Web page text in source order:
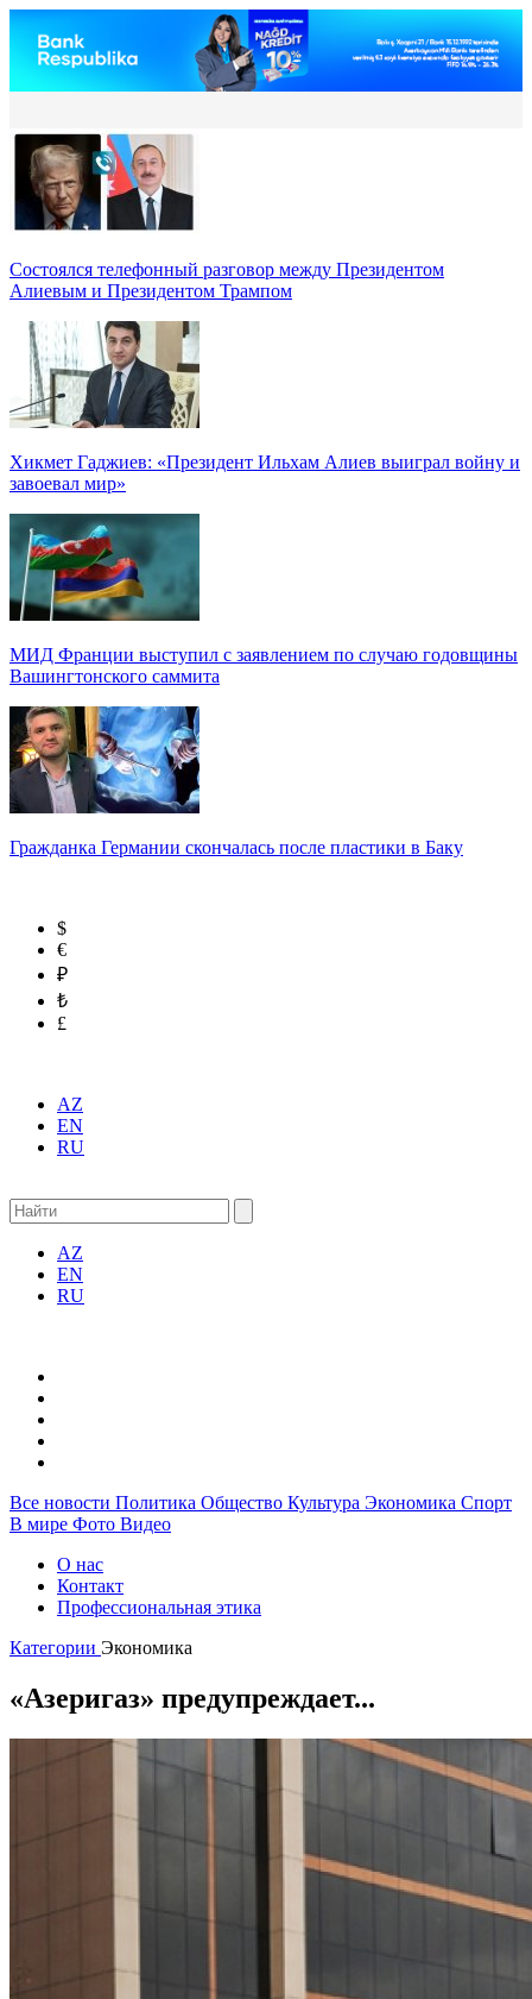
Состоялся телефонный разговор между Президентом
Алиевым и Президентом Трампом
Хикмет Гаджиев: «Президент Ильхам Алиев выиграл войну и
завоевал мир»
МИД Франции выступил с заявлением по случаю годовщины
Вашингтонского саммита
Гражданка Германии скончалась после пластики в Баку
$
€
₽
₺
£
AZ
EN
RU
AZ
EN
RU
Все новости Политика Общество Культура Экономика Спорт
В мире Фото Видео
О нас
Контакт
Профессиональная этика
Категории Экономика
«Азеригаз» предупреждает...